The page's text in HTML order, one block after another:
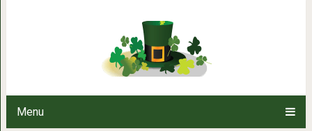
Menu
15 детских перлов о жизни,